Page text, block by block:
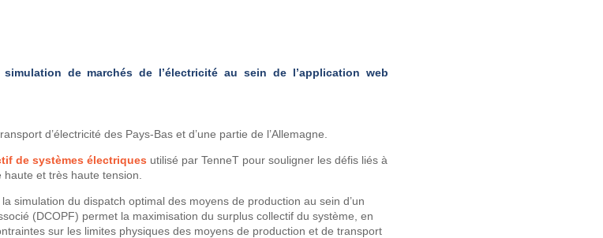
de marchés de l’électricité au sein de l’application web
d’électricité des Pays-Bas et d’une partie de l’Allemagne.
de systèmes électriques utilisé par TenneT pour souligner les défis liés à
haute et très haute tension.
simulation du dispatch optimal des moyens de production au sein d’un
(DCOPF) permet la maximisation du surplus collectif du système, en
sur les limites physiques des moyens de production et de transport